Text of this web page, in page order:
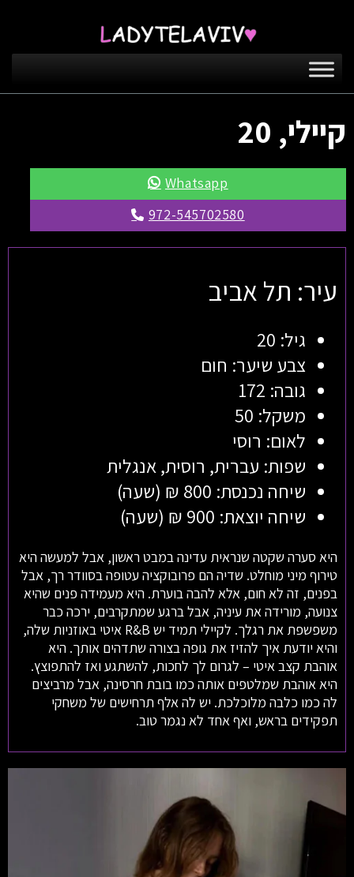
קיילי, 20
Whatsapp
972-545702580
עיר: תל אביב
גיל: 20
צבע שיער: חום
גובה: 172
משקל: 50
לאום: רוסי
שפות: עברית, רוסית, אנגלית
שיחה נכנסת: 800 ₪ (שעה)
שיחה יוצאת: 900 ₪ (שעה)
היא סערה שקטה שנראית עדינה במבט ראשון, אבל למעשה היא
טירוף מיני מוחלט. שדיה הם פרובוקציה עטופה בסוודר רך, אבל
בפנים, זה לא חום, אלא להבה בוערת. היא מעמידה פנים שהיא
צנועה, מורידה את עיניה, אבל ברגע שמתקרבים, ירכה כבר
משפשפת את רגלך. לקיילי תמיד יש R&B איטי באוזניות שלה,
והיא יודעת איך להזיז את גופה בצורה שתדהים אותך. היא
אוהבת קצב איטי – לגרום לך לחכות, להשתגע ואז להתפוצץ.
היא אוהבת שמלטפים אותה כמו בובת חרסינה, אבל מרביצים
לה כמו כלבה מלוכלכת. יש לה אלף תרחישים של משחקי
תפקידים בראש, ואף אחד לא נגמר טוב.